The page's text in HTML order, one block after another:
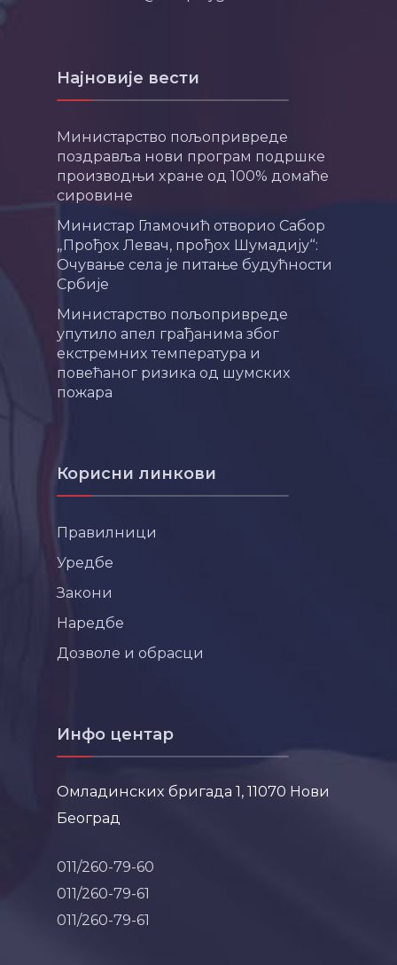
Најновије вести
Министарство пољопривреде
поздравља нови програм подршке
производњи хране од 100% домаће
сировине
Министар Гламочић отворио Сабор
„Прођох Левач, прођох Шумадију“:
Очување села је питање будућности
Србије
Министарство пољопривреде
упутило апел грађанима због
екстремних температура и
повећаног ризика од шумских
пожара
Корисни линкови
Правилници
Уредбе
Закони
Наредбе
Дозволе и обрасци
Инфо центар
Омладинских бригада 1, 11070 Нови
Београд
011/260-79-60
011/260-79-61
011/260-79-61